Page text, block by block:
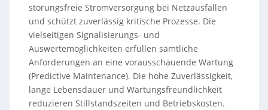
störungsfreie Stromversorgung bei Netzausfällen
und schützt zuverlässig kritische Prozesse. Die
vielseitigen Signalisierungs- und
Auswertemöglichkeiten erfüllen sämtliche
Anforderungen an eine vorausschauende Wartung
(Predictive Maintenance). Die hohe Zuverlässigkeit,
lange Lebensdauer und Wartungsfreundlichkeit
reduzieren Stillstandszeiten und Betriebskosten.